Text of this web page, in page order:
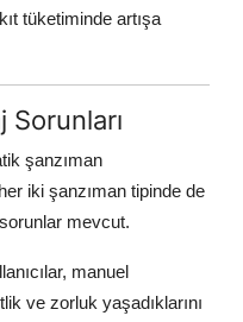
tüketiminde artışa
Sorunları
şanzıman
iki şanzıman tipinde de
sorunlar mevcut.
manuel
ve zorluk yaşadıklarını